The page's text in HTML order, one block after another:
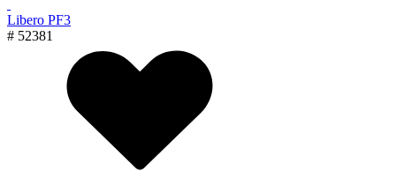
Libero PF3
# 52381